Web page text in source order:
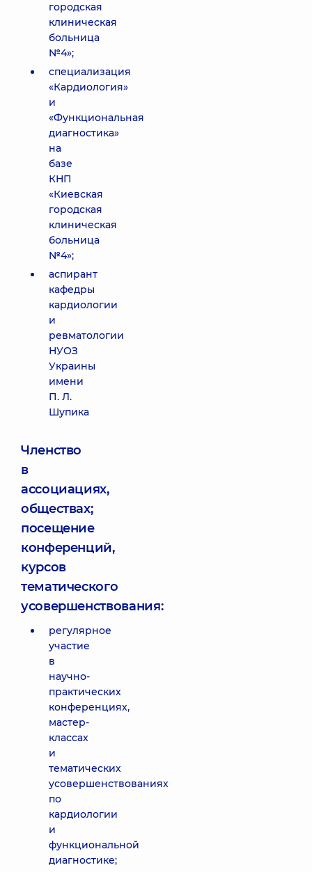
городская
клиническая
больница
№4»;
специализация
«Кардиология»
и
«Функциональная
диагностика»
на
базе
КНП
«Киевская
городская
клиническая
больница
№4»;
аспирант
кафедры
кардиологии
и
ревматологии
НУОЗ
Украины
имени
П. Л.
Шупика
Членство
в
ассоциациях,
обществах;
посещение
конференций,
курсов
тематического
усовершенствования:
регулярное
участие
в
научно-
практических
конференциях,
мастер-
классах
и
тематических
усовершенствованиях
по
кардиологии
и
функциональной
диагностике;